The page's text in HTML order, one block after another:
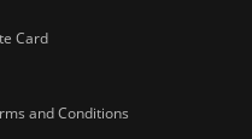
Card
and Conditions